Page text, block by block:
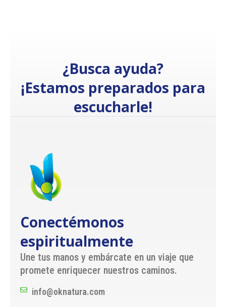
¿Busca ayuda?
¡Estamos preparados para
escucharle!
Conectémonos
espiritualmente
Une tus manos y embárcate en un viaje que
promete enriquecer nuestros caminos.
info@oknatura.com